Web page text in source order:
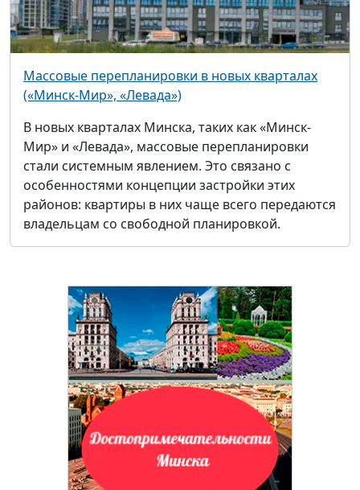
Массовые перепланировки в новых кварталах
(«Минск-Мир», «Левада»)
В новых кварталах Минска, таких как «Минск-
Мир» и «Левада», массовые перепланировки
стали системным явлением. Это связано с
особенностями концепции застройки этих
районов: квартиры в них чаще всего передаются
владельцам со свободной планировкой.